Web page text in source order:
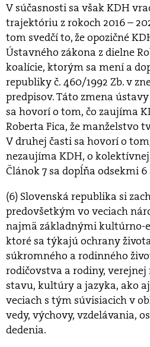
V súčasnosti sa však KDH
trajektóriu z rokoch 2016 –
tom svedčí to, že opozičné
Ústavného zákona z dielne
koalície, ktorým sa mení a
republiky č. 460/1992 Zb. v
predpisov. Táto zmena
sa hovorí o tom, čo zaujíma
Roberta Fica, že manželstvo
V druhej časti sa hovorí o
nezaujíma KDH, o
Článok 7 sa dopĺňa odsekmi
(6) Slovenská republika si
predovšetkým vo veciach
najmä základnými kultúrno-
ktoré sa týkajú ochrany
súkromného a rodinného
rodičovstva a rodiny,
stavu, kultúry a jazyka, ako
veciach s tým súvisiacich v
vedy, výchovy, vzdelávania,
dedenia.